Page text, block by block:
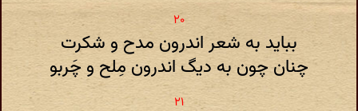
بباید به شعر اندرون مدح و شکرت
چنان چون به دیگ اندرون مِلح و چَربو